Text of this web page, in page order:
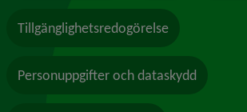
Tillgänglighetsredogörelse
Personuppgifter och dataskydd